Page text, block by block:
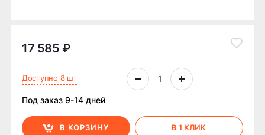
17 585 ₽
Доступно 8 шт
Под заказ 9-14 дней
В КОРЗИНУ В 1 КЛИК